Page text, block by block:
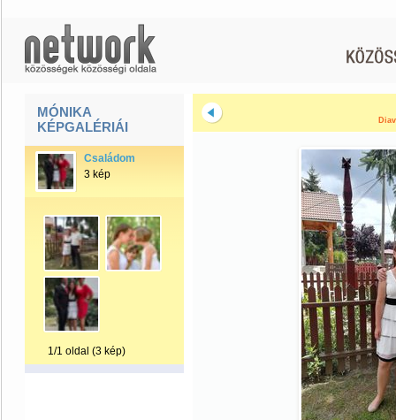
MÓNIKA
KÉPGALÉRIÁI
Családom
3 kép
1/1 oldal (3 kép)